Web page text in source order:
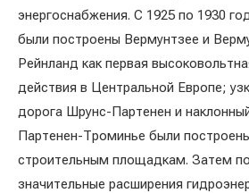
энергоснабжения. С 1925 по 1930
были построены Вермунтзее и
Рейнланд как первая
действия в Центральной Европе;
дорога Шрунс-Партенен и
Партенен-Троминье были
строительным площадкам. Затем
значительные расширения